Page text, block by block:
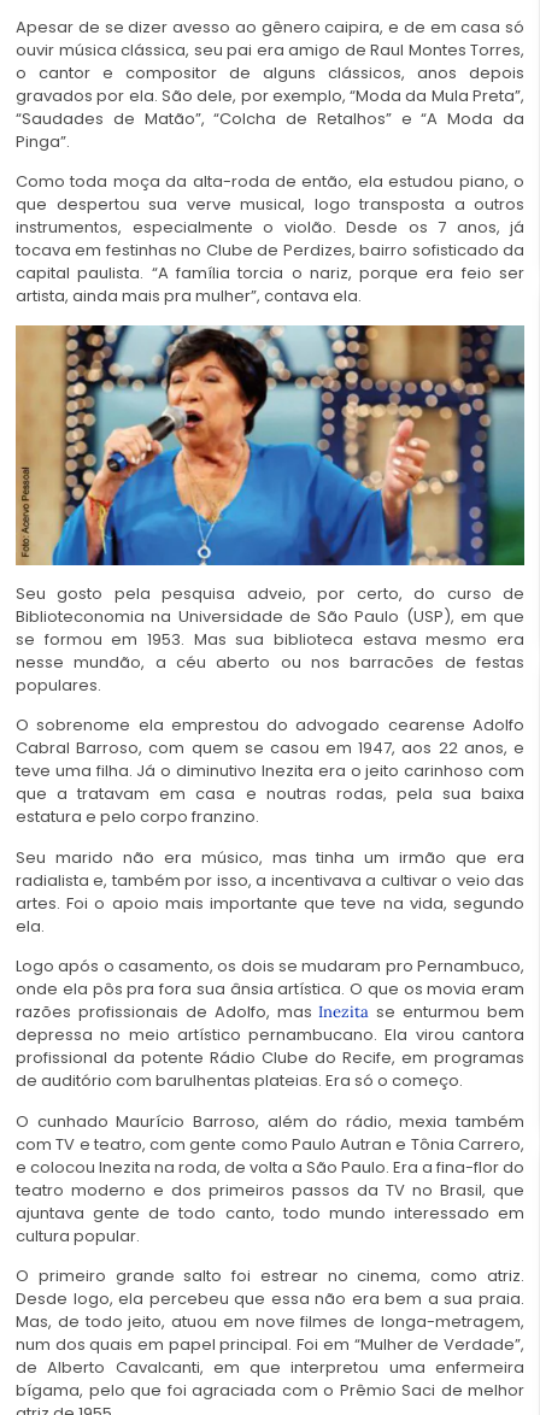
Apesar de se dizer avesso ao gênero caipira, e de em casa só
ouvir música clássica, seu pai era amigo de Raul Montes Torres,
o cantor e compositor de alguns clássicos, anos depois
gravados por ela. São dele, por exemplo, “Moda da Mula Preta”,
“Saudades de Matão”, “Colcha de Retalhos” e “A Moda da
Pinga”.
Como toda moça da alta-roda de então, ela estudou piano, o
que despertou sua verve musical, logo transposta a outros
instrumentos, especialmente o violão. Desde os 7 anos, já
tocava em festinhas no Clube de Perdizes, bairro sofisticado da
capital paulista. “A família torcia o nariz, porque era feio ser
artista, ainda mais pra mulher”, contava ela.
Seu gosto pela pesquisa adveio, por certo, do curso de
Biblioteconomia na Universidade de São Paulo (USP), em que
se formou em 1953. Mas sua biblioteca estava mesmo era
nesse mundão, a céu aberto ou nos barracões de festas
populares.
O sobrenome ela emprestou do advogado cearense Adolfo
Cabral Barroso, com quem se casou em 1947, aos 22 anos, e
teve uma filha. Já o diminutivo Inezita era o jeito carinhoso com
que a tratavam em casa e noutras rodas, pela sua baixa
estatura e pelo corpo franzino.
Seu marido não era músico, mas tinha um irmão que era
radialista e, também por isso, a incentivava a cultivar o veio das
artes. Foi o apoio mais importante que teve na vida, segundo
ela.
Logo após o casamento, os dois se mudaram pro Pernambuco,
onde ela pôs pra fora sua ânsia artística. O que os movia eram
razões profissionais de Adolfo, masInezita se enturmou bem
depressa no meio artístico pernambucano. Ela virou cantora
profissional da potente Rádio Clube do Recife, em programas
de auditório com barulhentas plateias. Era só o começo.
O cunhado Maurício Barroso, além do rádio, mexia também
com TV e teatro, com gente como Paulo Autran e Tônia Carrero,
e colocou Inezita na roda, de volta a São Paulo. Era a fina-flor do
teatro moderno e dos primeiros passos da TV no Brasil, que
ajuntava gente de todo canto, todo mundo interessado em
cultura popular.
O primeiro grande salto foi estrear no cinema, como atriz.
Desde logo, ela percebeu que essa não era bem a sua praia.
Mas, de todo jeito, atuou em nove filmes de longa-metragem,
num dos quais em papel principal. Foi em “Mulher de Verdade”,
de Alberto Cavalcanti, em que interpretou uma enfermeira
bígama, pelo que foi agraciada com o Prêmio Saci de melhor